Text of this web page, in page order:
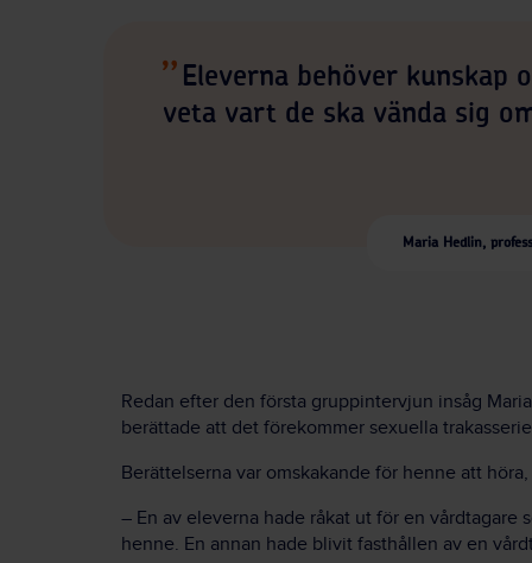
Eleverna behöver kunskap
veta vart de ska vända sig
Maria Hedlin,
Redan efter den första gruppintervjun insåg
berättade att det förekommer sexuella
Berättelserna var omskakande för henne att
– En av eleverna hade råkat ut för en
henne. En annan hade blivit fasthållen av en